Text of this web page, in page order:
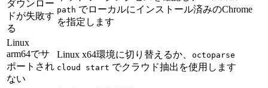
ダウンロー
ドが失敗す
る
path でローカルにインストール済みのChrome
を指定します
Linux
arm64でサ
ポートされ
ない
Linux x64環境に切り替えるか、 octoparse
cloud start でクラウド抽出を使用します